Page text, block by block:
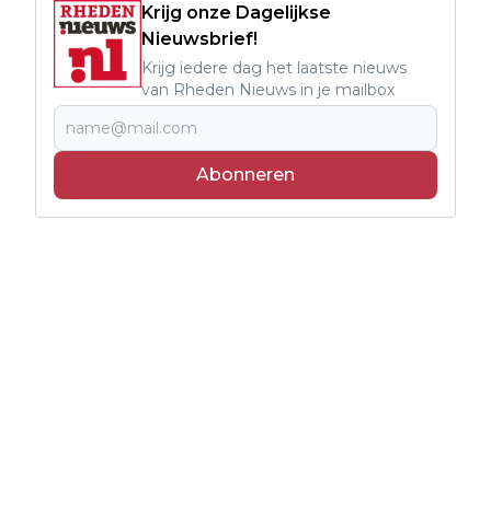
Krijg onze Dagelijkse
Nieuwsbrief!
Krijg iedere dag het laatste nieuws
van Rheden Nieuws in je mailbox
Abonneren